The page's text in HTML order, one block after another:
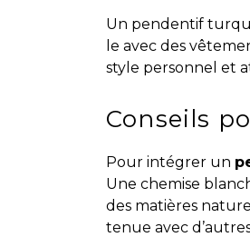
Un pendentif
le avec des
style personnel et
Conseils
Pour intégrer un
Une chemise
des matières
tenue avec